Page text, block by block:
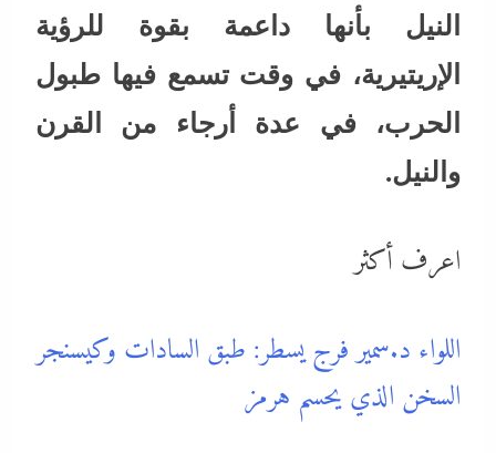
النيل بأنها داعمة بقوة للرؤية
الإريتيرية، في وقت تسمع فيها طبول
الحرب، في عدة أرجاء من القرن
والنيل.
اعرف أكثر
اللواء د.سمير فرج يسطر: طبق السادات وكيسنجر
السخن الذي يحسم هرمز